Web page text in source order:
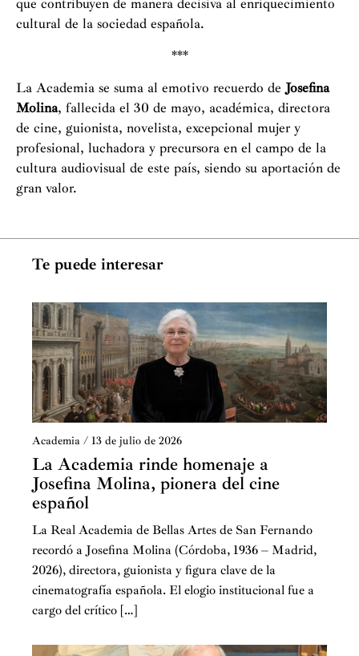
que contribuyen de manera decisiva al enriquecimiento
cultural de la sociedad española.
***
La Academia se suma al emotivo recuerdo de Josefina
Molina, fallecida el 30 de mayo, académica, directora
de cine, guionista, novelista, excepcional mujer y
profesional, luchadora y precursora en el campo de la
cultura audiovisual de este país, siendo su aportación de
gran valor.
Te puede interesar
Academia / 13 de julio de 2026
La Academia rinde homenaje a
Josefina Molina, pionera del cine
español
La Real Academia de Bellas Artes de San Fernando
recordó a Josefina Molina (Córdoba, 1936 – Madrid,
2026), directora, guionista y figura clave de la
cinematografía española. El elogio institucional fue a
cargo del crítico […]